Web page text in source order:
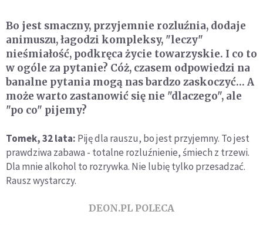
Bo jest smaczny, przyjemnie rozluźnia, dodaje
animuszu, łagodzi kompleksy, "leczy"
nieśmiałość, podkręca życie towarzyskie. I co to
w ogóle za pytanie? Cóż, czasem odpowiedzi na
banalne pytania mogą nas bardzo zaskoczyć… A
może warto zastanowić się nie "dlaczego", ale
"po co" pijemy?
Tomek, 32 lata: Piję dla rauszu, bo jest przyjemny. To jest
prawdziwa zabawa - totalne rozluźnienie, śmiech z trzewi.
Dla mnie alkohol to rozrywka. Nie lubię tylko przesadzać.
Rausz wystarczy.
DEON.PL POLECA